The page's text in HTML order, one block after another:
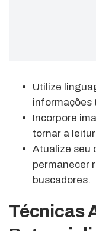
Utilize
informações
Incorpore
tornar a
Atualize seu
permanecer
buscadores.
Técnicas